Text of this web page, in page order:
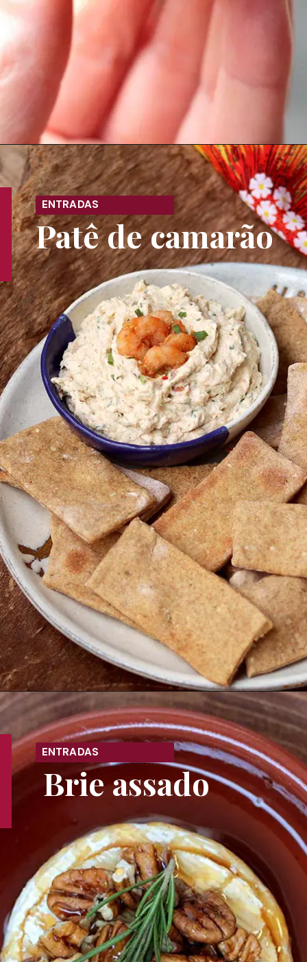
Opening https://melepimenta.com/2019/11/bruscheta-cogumelos-uva.html
ENTRADAS
Patê de camarão
Opening https://melepimenta.com/pate-de-camarao-com-cream-cheese/
ENTRADAS
Brie assado